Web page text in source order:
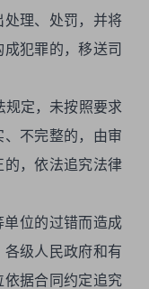
处理、处罚，并将
犯罪的，移送司
规定，未按照要求
不完整的，由审
，依法追究法律
单位的过错而造成
级人民政府和有
依据合同约定追究